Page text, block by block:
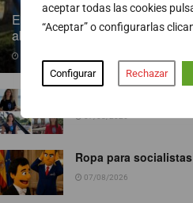
aceptar todas las cookies
“Aceptar” o configurarlas
Configurar Rechazar
Endesa pone a disposición más
abiertos al público
Ropa para socialistas
07/08/2026